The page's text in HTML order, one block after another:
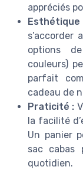
appréciés
s’accorder
options
couleurs)
parfait
cadeau de
Praticité :
la facilité
Un panier
sac cabas
quotidien.